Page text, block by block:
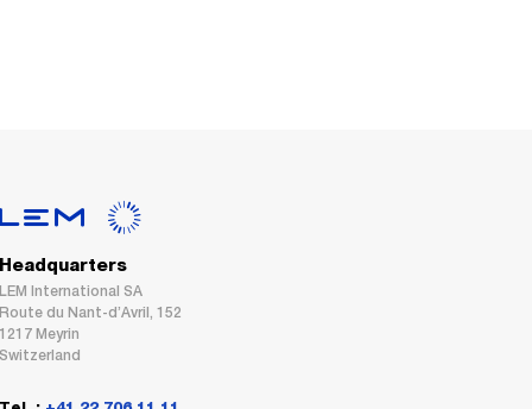
International SA
du Nant-d’Avril, 152
Meyrin